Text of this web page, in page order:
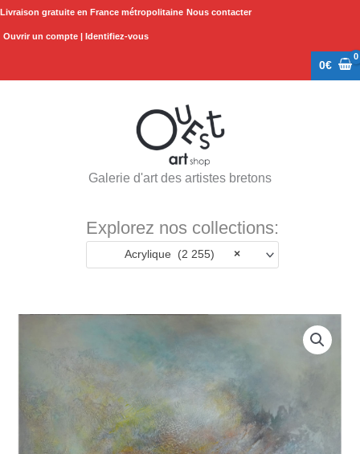
Aller
Livraison gratuite en France métropolitaine Nous contacter
Ouvrir un compte | Identifiez-vous
0€
Galerie d'art des artistes bretons
Explorez nos collections:
×
Acrylique (2 255)